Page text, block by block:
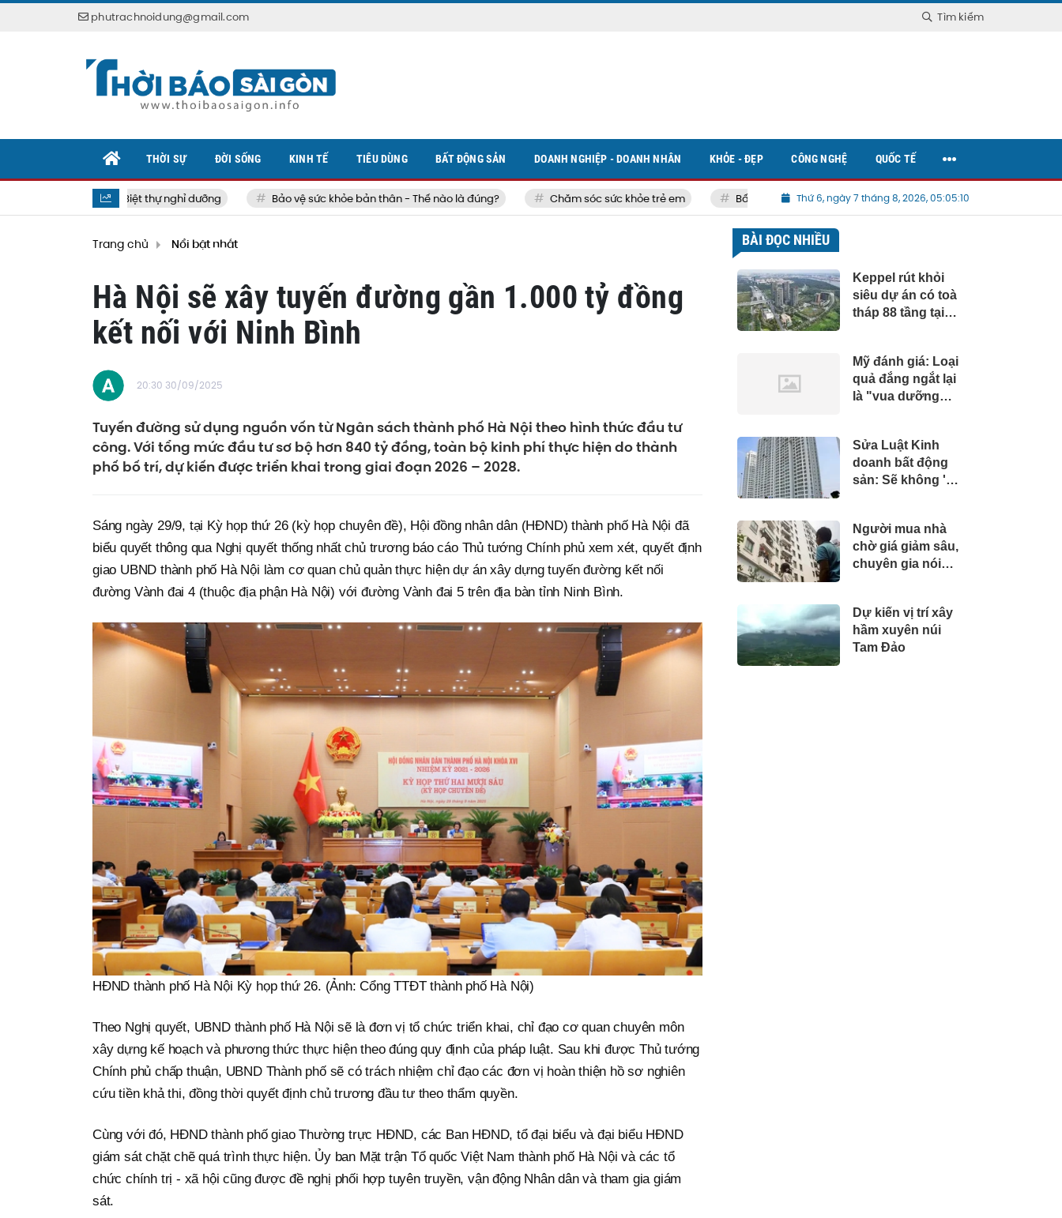
phutrachnoidung@gmail.com Tìm kiếm
Biệt thự nghỉ dưỡng Bảo vệ sức khỏe bản thân - Thế nào là đúng? Chăm sóc sức khỏe trẻ em Bất động sản Việt NamThứ 6, ngày 7 tháng 8, 2026, 05:05:11
THỜI SỰ ĐỜI SỐNG KINH TẾ TIÊU DÙNG BẤT ĐỘNG SẢN DOANH NGHIỆP - DOANH NHÂN KHỎE - ĐẸP CÔNG NGHỆ QUỐC TẾ
Trang chủ Nổi bật nhất
Hà Nội sẽ xây tuyến đường gần 1.000 tỷ đồng
kết nối với Ninh Bình
20:30 30/09/2025
Tuyến đường sử dụng nguồn vốn từ Ngân sách thành phố Hà Nội theo hình thức đầu tư
công. Với tổng mức đầu tư sơ bộ hơn 840 tỷ đồng, toàn bộ kinh phí thực hiện do thành
phố bố trí, dự kiến được triển khai trong giai đoạn 2026 – 2028.
Sáng ngày 29/9, tại Kỳ họp thứ 26 (kỳ họp chuyên đề), Hội đồng nhân dân (HĐND) thành phố Hà Nội đã
biểu quyết thông qua Nghị quyết thống nhất chủ trương báo cáo Thủ tướng Chính phủ xem xét, quyết định
giao UBND thành phố Hà Nội làm cơ quan chủ quản thực hiện dự án xây dựng tuyến đường kết nối
đường Vành đai 4 (thuộc địa phận Hà Nội) với đường Vành đai 5 trên địa bàn tỉnh Ninh Bình.
HĐND thành phố Hà Nội Kỳ họp thứ 26. (Ảnh: Cổng TTĐT thành phố Hà Nội)
Theo Nghị quyết, UBND thành phố Hà Nội sẽ là đơn vị tổ chức triển khai, chỉ đạo cơ quan chuyên môn
xây dựng kế hoạch và phương thức thực hiện theo đúng quy định của pháp luật. Sau khi được Thủ tướng
Chính phủ chấp thuận, UBND Thành phố sẽ có trách nhiệm chỉ đạo các đơn vị hoàn thiện hồ sơ nghiên
cứu tiền khả thi, đồng thời quyết định chủ trương đầu tư theo thẩm quyền.
Cùng với đó, HĐND thành phố giao Thường trực HĐND, các Ban HĐND, tổ đại biểu và đại biểu HĐND
giám sát chặt chẽ quá trình thực hiện. Ủy ban Mặt trận Tổ quốc Việt Nam thành phố Hà Nội và các tổ
chức chính trị - xã hội cũng được đề nghị phối hợp tuyên truyền, vận động Nhân dân và tham gia giám
sát.
BÀI ĐỌC NHIỀU
Keppel rút khỏi
siêu dự án có toà
tháp 88 tầng tại
tỷ đồng
Mỹ đánh giá: Loại
quả đắng ngắt lại
là "vua dưỡng
sớm thấy 5 thay
đổi tích cực
Sửa Luật Kinh
doanh bất động
sản: Sẽ không 'vẽ'
Người mua nhà
chờ giá giảm sâu,
chuyên gia nói
Dự kiến vị trí xây
hầm xuyên núi
Tam Đảo